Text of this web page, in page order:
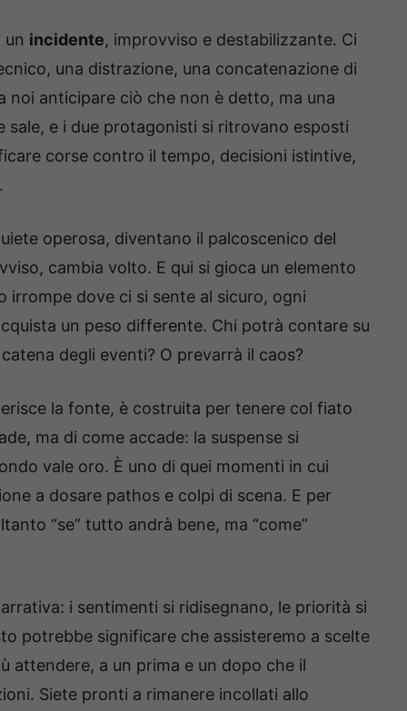
incidente, improvviso e destabilizzante. Ci
una distrazione, una concatenazione di
noi anticipare ciò che non è detto, ma una
sale, e i due protagonisti si ritrovano esposti
corse contro il tempo, decisioni istintive,
operosa, diventano il palcoscenico del
cambia volto. E qui si gioca un elemento
dove ci si sente al sicuro, ogni
un peso differente. Chi potrà contare su
degli eventi? O prevarrà il caos?
la fonte, è costruita per tenere col fiato
ma di come accade: la suspense si
vale oro. È uno di quei momenti in cui
a dosare pathos e colpi di scena. E per
“se” tutto andrà bene, ma “come”
i sentimenti si ridisegnano, le priorità si
potrebbe significare che assisteremo a scelte
attendere, a un prima e un dopo che il
Siete pronti a rimanere incollati allo